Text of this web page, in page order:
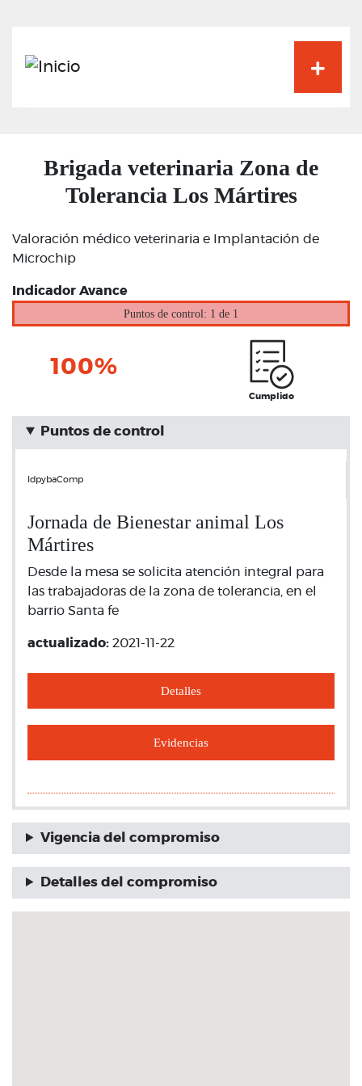
Brigada veterinaria Zona de
Tolerancia Los Mártires
Valoración médico veterinaria e Implantación de
Microchip
Indicador Avance
Puntos de control: 1 de 1
100%
Cumplido
Puntos de control
IdpybaComp
Jornada de Bienestar animal Los
Mártires
Desde la mesa se solicita atención integral para
las trabajadoras de la zona de tolerancia, en el
barrio Santa fe
actualizado: 2021-11-22
Detalles
Evidencias
Vigencia del compromiso
Detalles del compromiso